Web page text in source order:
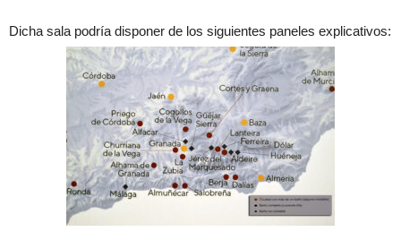
Dicha sala podría disponer de los siguientes paneles explicativos: